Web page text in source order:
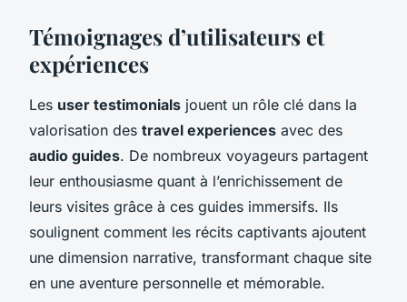
Témoignages d’utilisateurs et
expériences
Les user testimonials jouent un rôle clé dans la
valorisation des travel experiences avec des
audio guides. De nombreux voyageurs partagent
leur enthousiasme quant à l’enrichissement de
leurs visites grâce à ces guides immersifs. Ils
soulignent comment les récits captivants ajoutent
une dimension narrative, transformant chaque site
en une aventure personnelle et mémorable.